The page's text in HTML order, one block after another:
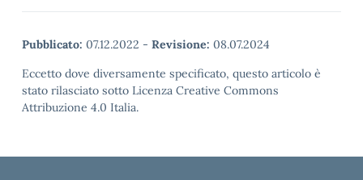
Pubblicato: 07.12.2022 - Revisione: 08.07.2024
Eccetto dove diversamente specificato, questo articolo è
stato rilasciato sotto Licenza Creative Commons
Attribuzione 4.0 Italia.